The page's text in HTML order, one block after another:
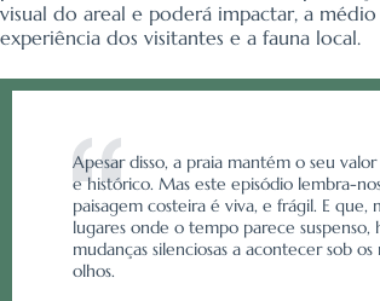
visual do areal e poderá impactar, a médio
experiência dos visitantes e a fauna local.
Apesar disso, a praia mantém o seu
e histórico. Mas este episódio lembra-
paisagem costeira é viva, e frágil. E que,
lugares onde o tempo parece suspenso,
mudanças silenciosas a acontecer sob os
olhos.